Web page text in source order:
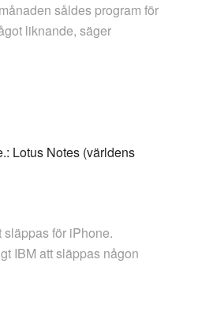
såldes program för
liknande, säger
Lotus Notes (världens
släppas för iPhone.
IBM att släppas någon